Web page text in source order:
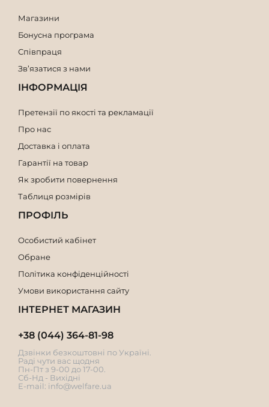
Магазини
Бонусна програма
Співпраця
Зв’язатися з нами
ІНФОРМАЦІЯ
Претензії по якості та рекламації
Про нас
Доставка і оплата
Гарантії на товар
Як зробити повернення
Таблиця розмірів
ПРОФІЛЬ
Особистий кабінет
Обране
Політика конфіденційності
Умови використання сайту
ІНТЕРНЕТ МАГАЗИН
+38 (044) 364-81-98
Дзвінки безкоштовні по Україні.
Раді чути вас щодня
Пн-Пт з 9-00 до 17-00.
Сб-Нд - Вихідні
E-mail: info@welfare.ua